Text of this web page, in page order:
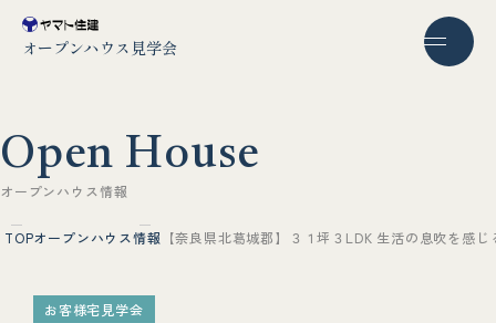
オープンハウス見学会
Open House
オー プンハ ウ ス情報
TOPオープンハウス情報 【奈良県北葛城郡】３１坪３LDK 生活の息吹を感
お客様宅見学会